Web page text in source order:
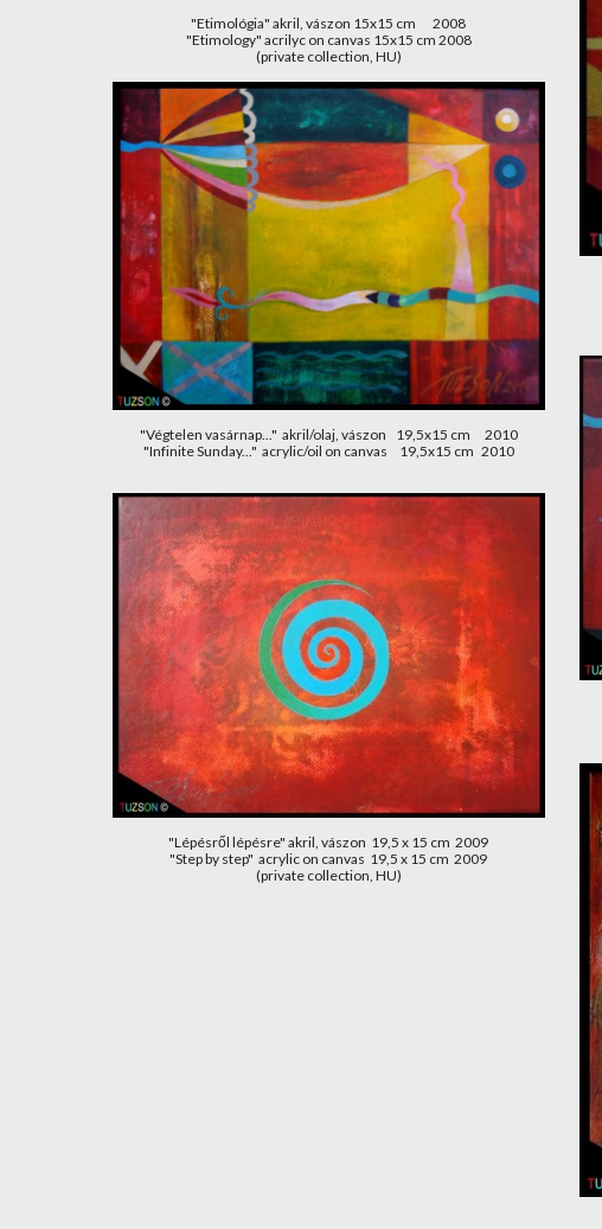
"Etimológia" akril, vászon 15x15 cm       2008
"Etimology" acrilyc on canvas 15x15 cm 2008
(private collection, HU)
"Végtelen vasárnap..."  akril/olaj, vászon    19,5x15 cm      2010
"Infinite Sunday..."  acrylic/oil on canvas     19,5x15 cm   2010
"Lépésről lépésre" akril, vászon  19,5 x 15 cm  2009
"Step by step"  acrylic on canvas  19,5 x 15 cm  2009
(private collection, HU)